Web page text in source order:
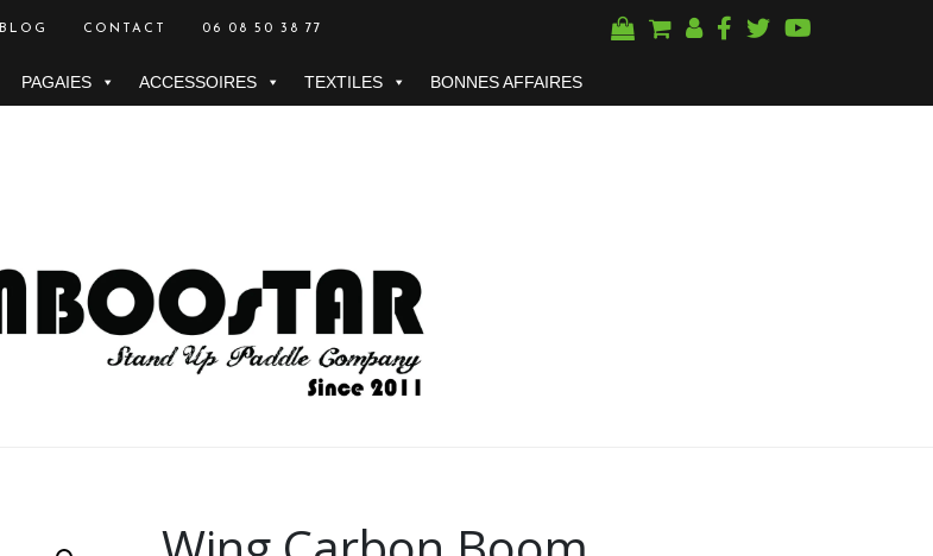
BLOG CONTACT 06 08 50 38 77
PAGAIES ACCESSOIRES TEXTILES BONNES AFFAIRES